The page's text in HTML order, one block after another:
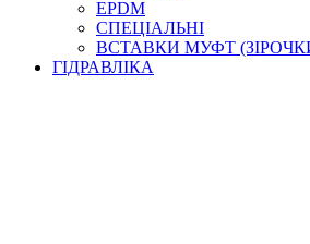
МОДУЛЬНІ АЗС
МЕТРОЛОГІЧНЕ ОБЛАДНАННЯ
ЛІЧИЛЬНИКИ І ВИТРАТОМІРИ
КОТУШКИ ДЛЯ ШЛАНГІВ
EPDM
СПЕЦІАЛЬНІ
ВСТАВКИ МУФТ
ГІДРАВЛІКА